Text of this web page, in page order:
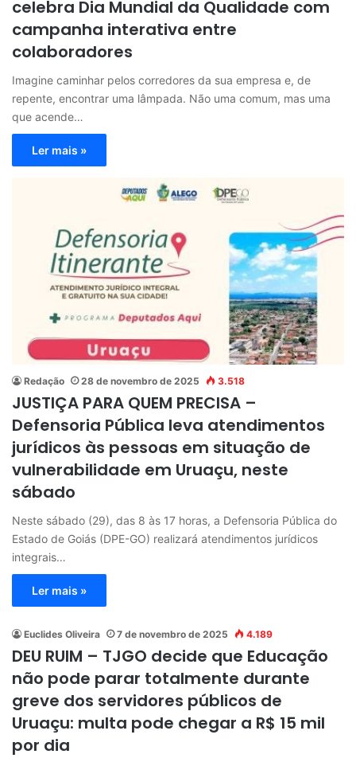
celebra Dia Mundial da Qualidade com
campanha interativa entre
colaboradores
Imagine caminhar pelos corredores da sua empresa e, de
repente, encontrar uma lâmpada. Não uma comum, mas uma
que acende…
Ler mais »
Redação 28 de novembro de 2025 3.518
JUSTIÇA PARA QUEM PRECISA –
Defensoria Pública leva atendimentos
jurídicos às pessoas em situação de
vulnerabilidade em Uruaçu, neste
sábado
Neste sábado (29), das 8 às 17 horas, a Defensoria Pública do
Estado de Goiás (DPE-GO) realizará atendimentos jurídicos
integrais…
Ler mais »
Euclides Oliveira 7 de novembro de 2025 4.189
DEU RUIM – TJGO decide que Educação
não pode parar totalmente durante
greve dos servidores públicos de
Uruaçu: multa pode chegar a R$ 15 mil
por dia